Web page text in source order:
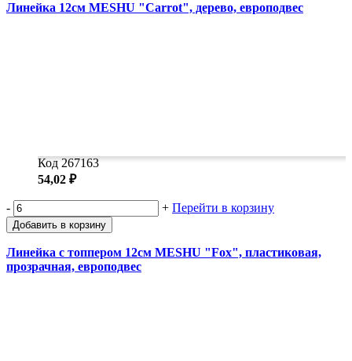
Линейка 12см MESHU "Carrot", дерево, европодвес
Код 267163
54,02 ₽
- + Перейти в корзину
Добавить в корзину
Линейка с топпером 12см MESHU "Fox", пластиковая,
прозрачная, европодвес